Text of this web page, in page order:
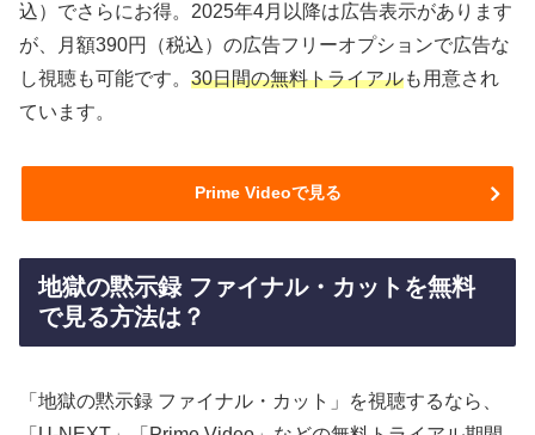
込）でさらにお得。2025年4月以降は広告表示があります
が、月額390円（税込）の広告フリーオプションで広告な
し視聴も可能です。 30日間の無料トライアルも用意され
ています。
Prime Videoで見る
地獄の黙示録 ファイナル・カットを無料
で見る方法は？
「地獄の黙示録 ファイナル・カット」を視聴するなら、